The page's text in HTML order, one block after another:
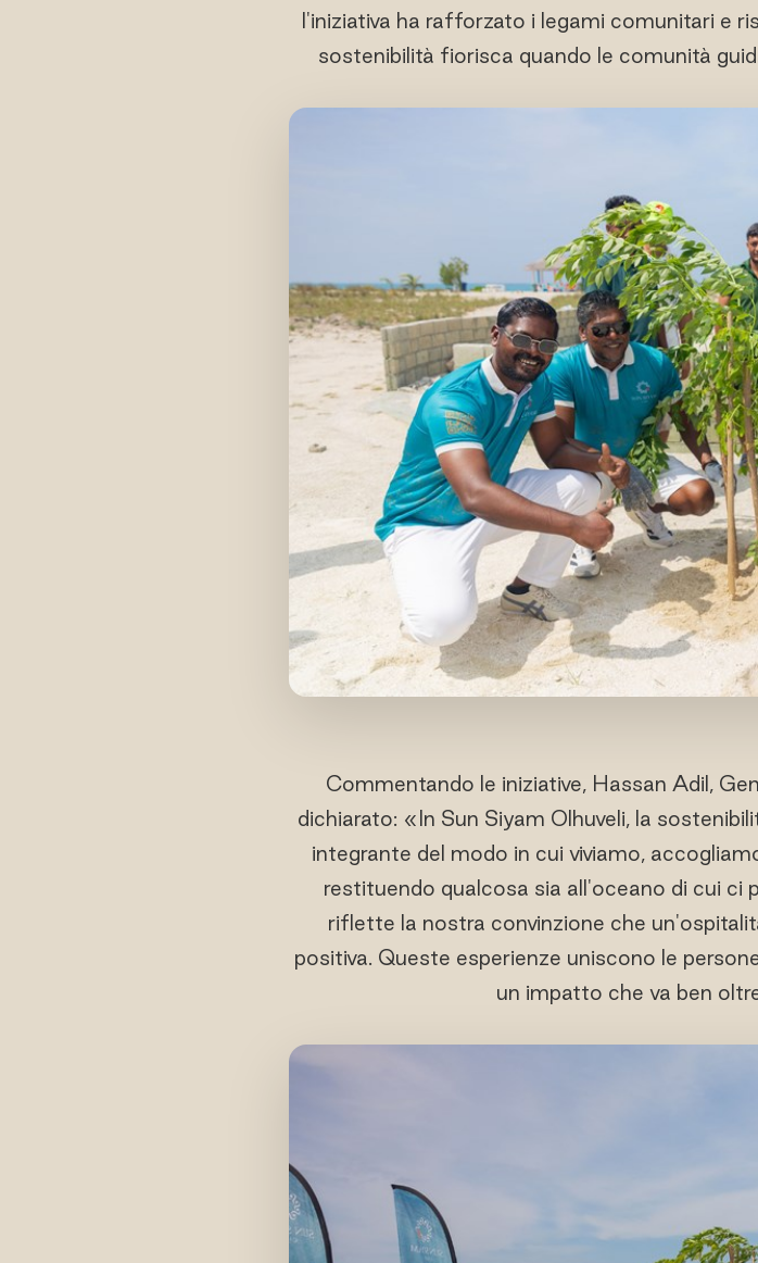
l'iniziativa ha rafforzato i legami comunitari e
sostenibilità fiorisca quando le comunità
Commentando le iniziative, Hassan Adil,
dichiarato: «In Sun Siyam Olhuveli, la
integrante del modo in cui viviamo,
restituendo qualcosa sia all'oceano di cui ci
riflette la nostra convinzione che
positiva. Queste esperienze uniscono le
un impatto che va ben